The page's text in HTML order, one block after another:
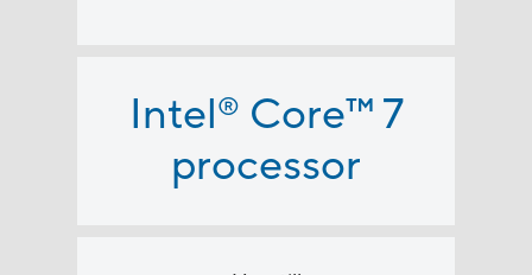
Intel® Core™7
processor